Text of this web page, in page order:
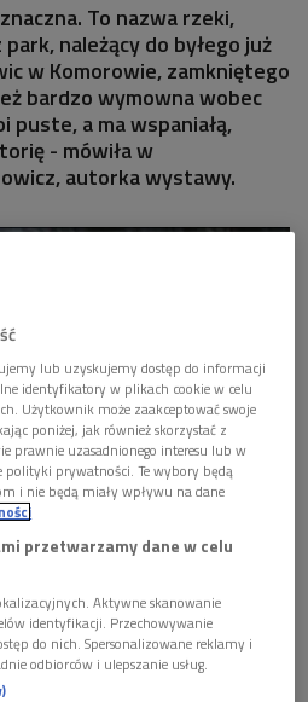
To nazwa rzeki,
należący do byłego już
w Komorowie, zamkniętego
bardzo wymowna wobec
a ma wspaniałą,
- mówiła w
autorka wystawy.
o wystawie "Utrata. Albo z dziejów
(Poranek Dwójki)
lub uzyskujemy dostęp do informacji
identyfikatory w plikach cookie w celu
Użytkownik może zaakceptować swoje
poniżej, jak również skorzystać z
prawnie uzasadnionego interesu lub w
prywatności. Te wybory będą
i nie będą miały wpływu na dane
przetwarzamy dane w celu
Aktywne skanowanie
identyfikacji. Przechowywanie
do nich. Spersonalizowane reklamy i
odbiorców i ulepszanie usług.